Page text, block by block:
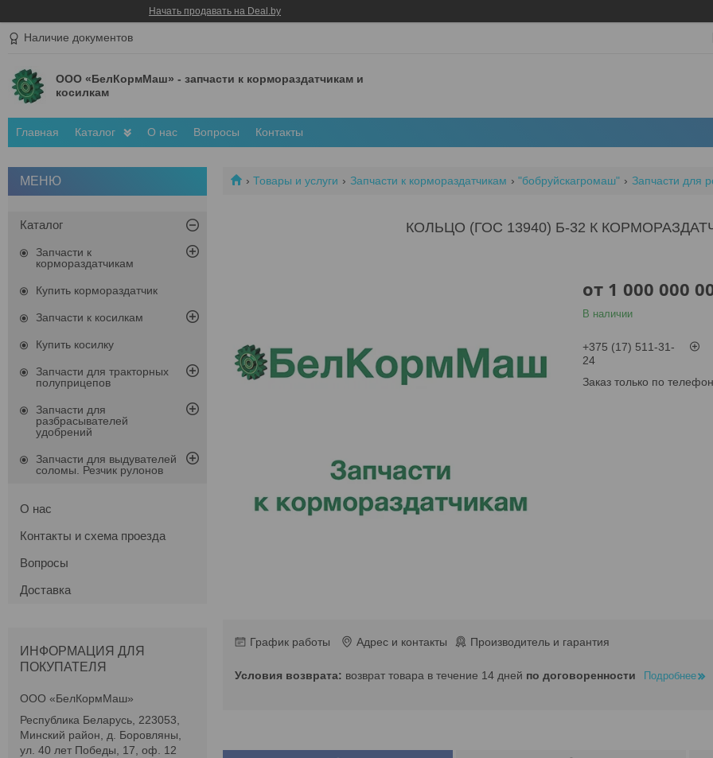
Начать продавать на Deal.by
Наличие документов
ООО «БелКормМаш» - запчасти к кормораздатчикам и
косилкам
Главная Каталог О нас Вопросы Контакты
Товары и услуги Запчасти к кормораздатчикам "бобруйскагромаш" Запчасти для
КОЛЬЦО (ГОС 13940) Б-32 К
от 1 000 000
В наличии
+375 (17) 511-31-
24
Заказ только по
График работы Адрес и контакты Производитель и гарантия
возврат товара в течение 14 дней по договоренности Подробнее
Каталог
Запчасти к
кормораздатчикам
Купить кормораздатчик
Запчасти к косилкам
Купить косилку
Запчасти для тракторных
полуприцепов
Запчасти для
разбрасывателей
удобрений
Запчасти для выдувателей
соломы. Резчик рулонов
О нас
Контакты и схема проезда
Вопросы
Доставка
ИНФОРМАЦИЯ ДЛЯ
ПОКУПАТЕЛЯ
ООО «БелКормМаш»
Республика Беларусь, 223053,
Минский район, д. Боровляны,
ул. 40 лет Победы, 17, оф. 12